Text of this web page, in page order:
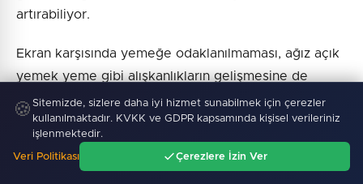
artırabiliyor.
Ekran karşısında yemeğe odaklanılmaması, ağız açık
yemek yeme gibi alışkanlıkların gelişmesine de
neden olabiliyor. YANLIŞ DURUŞ ÇENE GELİŞİMİNİ
ETKİLEYEBİLİR Uzun süre tablet veya telefon
kullanan çocuklarda cihazın göz hizasının altında
tutulması, başın sürekli öne eğilmesine yol açabiliyor.
🍪 Sitemizde, sizlere daha iyi hizmet sunabilmek için çerezler
kullanılmaktadır. KVKK ve GDPR kapsamında kişisel verileriniz
işlenmektedir.
Veri Politikası Çerezlere İzin Ver
Gündem Ara Menü